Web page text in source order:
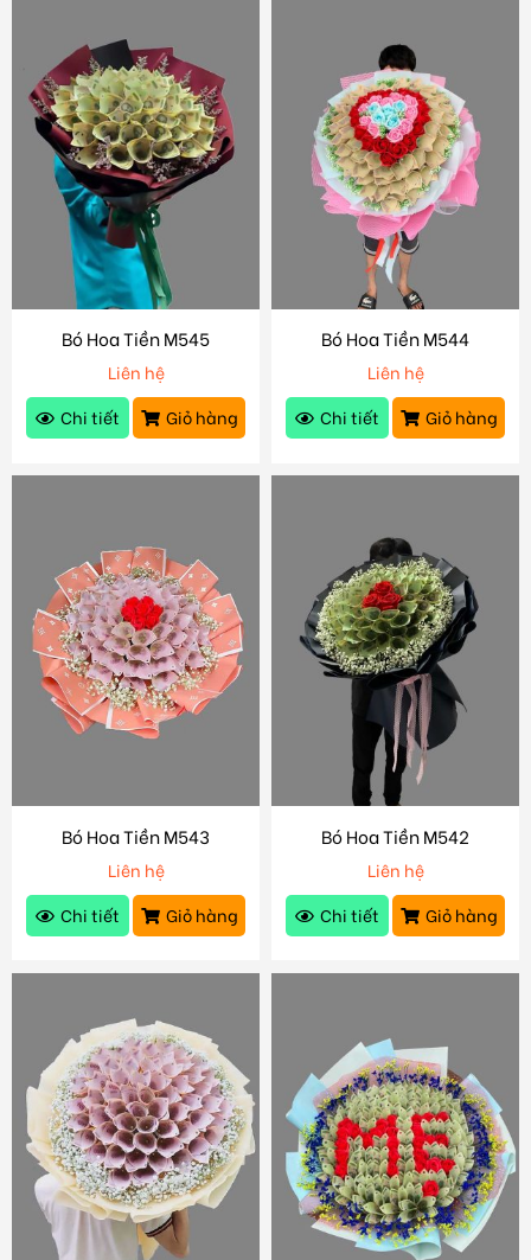
Bó Hoa Tiền M545
Liên hệ
Chi tiết
Giỏ hàng
Bó Hoa Tiền M544
Liên hệ
Chi tiết
Giỏ hàng
Bó Hoa Tiền M543
Liên hệ
Chi tiết
Giỏ hàng
Bó Hoa Tiền M542
Liên hệ
Chi tiết
Giỏ hàng